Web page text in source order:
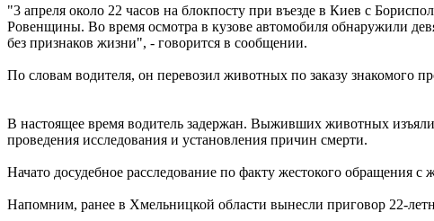
"3 апреля около 22 часов на блокпосту при въезде в Киев с
Ровенщины. Во время осмотра в кузове автомобиля обнаружили
без признаков жизни", - говорится в сообщении.
По словам водителя, он перевозил животных по заказу знакомого
В настоящее время водитель задержан. Выживших животных
проведения исследования и установления причин смерти.
Начато досудебное расследование по факту жестокого обращения
Напомним, ранее в Хмельницкой области вынесли приговор 22-